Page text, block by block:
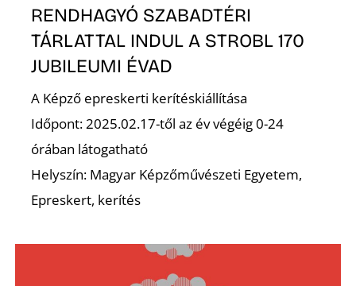
RENDHAGYÓ SZABADTÉRI
TÁRLATTAL INDUL A STROBL 170
JUBILEUMI ÉVAD
A Képző epreskerti kerítéskiállítása
Időpont: 2025.02.17-től az év végéig 0-24
órában látogatható
Helyszín: Magyar Képzőművészeti Egyetem,
Epreskert, kerítés